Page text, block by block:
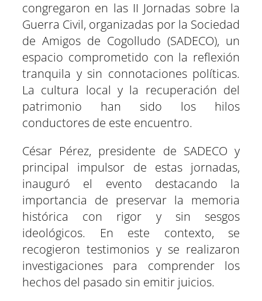
congregaron en las II Jornadas sobre la
Guerra Civil, organizadas por la Sociedad
de Amigos de Cogolludo (SADECO), un
espacio comprometido con la reflexión
tranquila y sin connotaciones políticas.
La cultura local y la recuperación del
patrimonio han sido los hilos
conductores de este encuentro.
César Pérez, presidente de SADECO y
principal impulsor de estas jornadas,
inauguró el evento destacando la
importancia de preservar la memoria
histórica con rigor y sin sesgos
ideológicos. En este contexto, se
recogieron testimonios y se realizaron
investigaciones para comprender los
hechos del pasado sin emitir juicios.